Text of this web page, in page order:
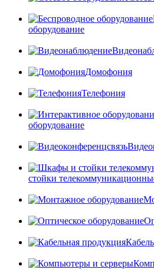
оборудование
Домофония
Телефония
оборудование
стойки